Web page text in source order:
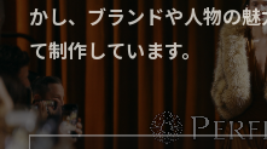
かし、ブランドや人物の
て制作しています。